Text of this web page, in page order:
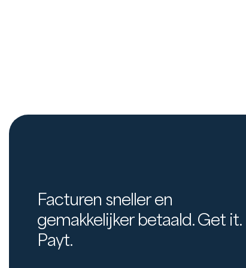
Facturen sneller en
gemakkelijker betaald. Get it.
Payt.